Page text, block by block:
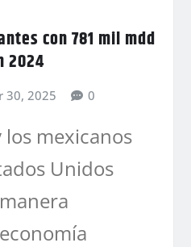
con 781 mil mdd
2024
30, 2025 0
los mexicanos
Unidos